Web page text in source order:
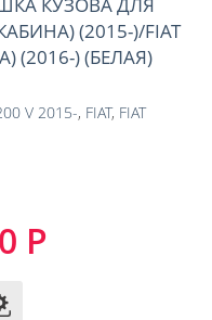
(2015-)/FIAT
(2016-) (БЕЛАЯ)
V 2015-, FIAT, FIAT
Р